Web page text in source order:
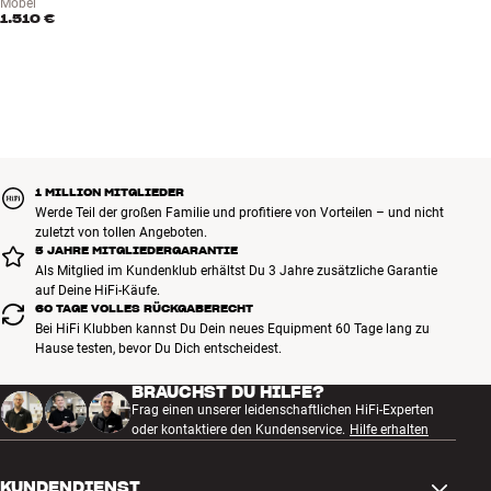
Möbel
1.510 €
1 MILLION MITGLIEDER
Werde Teil der großen Familie und profitiere von Vorteilen – und nicht
zuletzt von tollen Angeboten.
5 JAHRE MITGLIEDERGARANTIE
Als Mitglied im Kundenklub erhältst Du 3 Jahre zusätzliche Garantie
auf Deine HiFi-Käufe.
60 TAGE VOLLES RÜCKGABERECHT
Bei HiFi Klubben kannst Du Dein neues Equipment 60 Tage lang zu
Hause testen, bevor Du Dich entscheidest.
BRAUCHST DU HILFE?
Frag einen unserer leidenschaftlichen HiFi-Experten
oder kontaktiere den Kundenservice. Hilfe erhalten